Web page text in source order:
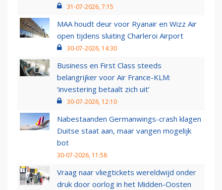
31-07-2026, 7:15
MAA houdt deur voor Ryanair en Wizz Air
open tijdens sluiting Charleroi Airport
30-07-2026, 14:30
Business en First Class steeds
belangrijker voor Air France-KLM:
‘investering betaalt zich uit’
30-07-2026, 12:10
Nabestaanden Germanwings-crash klagen
Duitse staat aan, maar vangen mogelijk
bot
30-07-2026, 11:58
Vraag naar vliegtickets wereldwijd onder
druk door oorlog in het Midden-Oosten